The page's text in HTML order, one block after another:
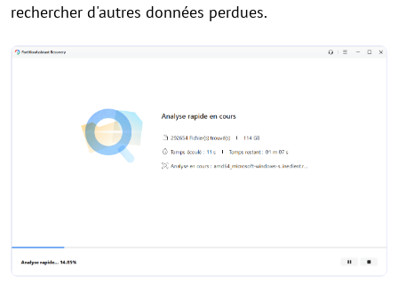
rechercher d'autres données perdues.